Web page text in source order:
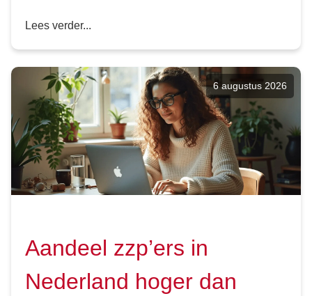
Lees verder...
6 augustus 2026
Aandeel zzp’ers in
Nederland hoger dan